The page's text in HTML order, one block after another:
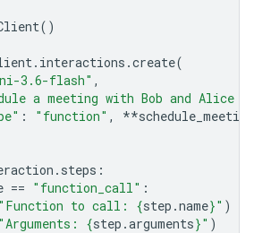
()
. interactions .create(
3.6-flash" ,
a meeting with Bob and Alice
: "function" , **
. steps :
== "function_call" :
"Function to call: {step .name}" )
"Arguments: {step .arguments}" )